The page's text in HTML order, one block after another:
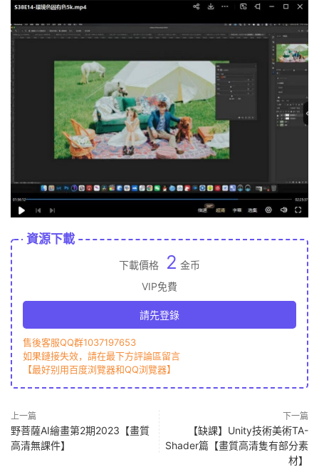
資源下載
下載價格 2 金币
VIP免費
請先登錄
售後客服QQ群1037197653
如果鏈接失效，請在最下方評論區留言
【最好别用百度浏覽器和QQ浏覽器】
上一篇
野菩薩AI繪畫第2期2023【畫質
高清無課件】
下一篇
【缺課】Unity技術美術TA-
Shader篇【畫質高清隻有部分素
材】